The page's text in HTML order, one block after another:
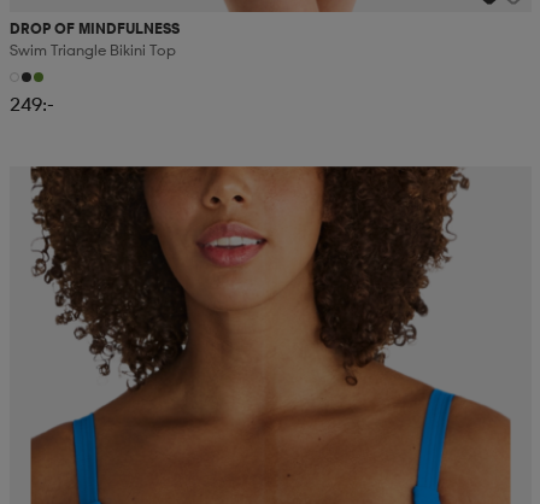
DROP OF MINDFULNESS
Swim Triangle Bikini Top
249:-